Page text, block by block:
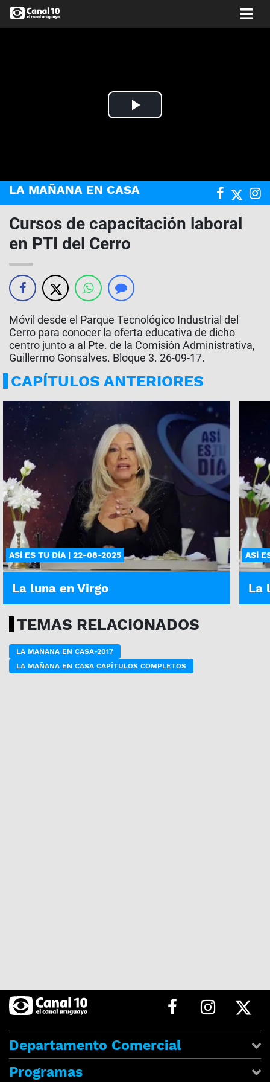
Play
LA MAÑANA EN CASA
Cursos de capacitación laboral
en PTI del Cerro
Móvil desde el Parque Tecnológico Industrial del
Cerro para conocer la oferta educativa de dicho
centro junto a al Pte. de la Comisión Administrativa,
Guillermo Gonsalves. Bloque 3. 26-09-17.
CAPÍTULOS ANTERIORES
ASÍ ES TU DÍA | 22-08-2025
La luna en Virgo
ASÍ
La
TEMAS RELACIONADOS
LA MAÑANA EN CASA-2017
LA MAÑANA EN CASA CAPÍTULOS COMPLETOS
Departamento Comercial
Programas